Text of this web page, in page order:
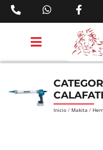
Inicio / Makita /